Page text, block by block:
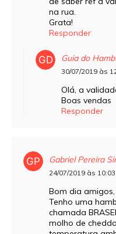
na rua.
Grata!
Responder
Guia do
30/07/2019 às
Olá, a
Boas vendas
Responder
Gabriel Pereira
24/07/2019 às
Bom dia amigos,
Tenho uma
chamada
molho de